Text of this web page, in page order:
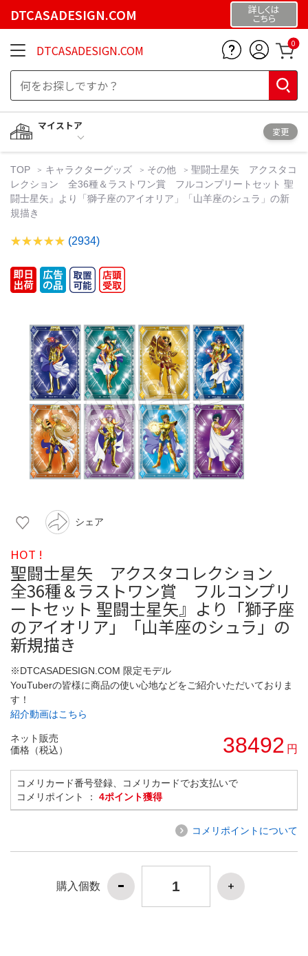
DTCASADESIGN.COM 詳しくは
こちら
DTCASADESIGN.COM 0
マイストア
変更
TOP キャラクターグッズ その他
聖闘士星矢 アクスタコ
レクション 全36種＆ラストワン賞 フルコンプリートセット 聖
闘士星矢』より「獅子座のアイオリア」「山羊座のシュラ」の新
規描き
(2934)
シェア
HOT !
聖闘士星矢 アクスタコレクション
全36種＆ラストワン賞 フルコンプリ
ートセット 聖闘士星矢』より「獅子座
のアイオリア」「山羊座のシュラ」の
新規描き
※DTCASADESIGN.COM 限定モデル
YouTuberの皆様に商品の使い心地などをご紹介いただいておりま
す！
紹介動画はこちら
ネット販売
価格（税込）
38492 円
コメリカード番号登録、コメリカードでお支払いで
コメリポイント ： 4ポイント獲得
コメリポイントについて
購入個数